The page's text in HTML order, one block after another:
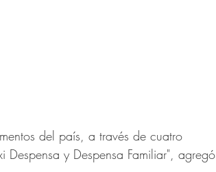
del país, a través de cuatro
y Despensa Familiar", agregó